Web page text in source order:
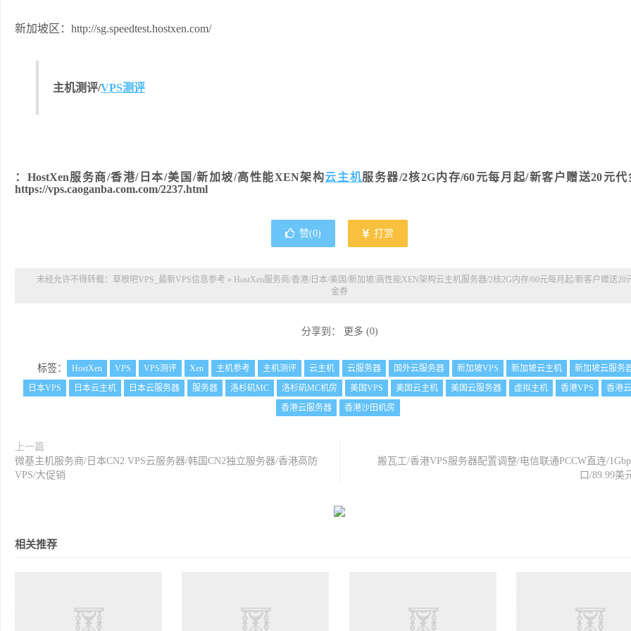
新加坡区：http://sg.speedtest.hostxen.com/
主机测评/VPS测评
：HostXen服务商/香港/日本/美国/新加坡/高性能XEN架构云主机服务器/2核2G内存/60元每月起/新客户赠送20元代
https://vps.caoganba.com.com/2237.html
赞(0) 打赏
未经允许不得转载： 草根吧VPS_最新VPS信息参考 » HostXen服务商/香港/日本/美国/新加坡/高性能XEN架构云主机服务器/2核2G内存/60元每月起/新客户赠送20
金券
分享到： 更多 (0)
标签： HostXen VPS VPS测评 Xen 主机参考 主机测评 云主机 云服务器 国外云服务器 新加坡VPS 新加坡云主机
新加坡云服务
日本VPS
日本云主机 日本云服务器 服务器 洛杉矶MC 洛杉矶MC机房 美国VPS 美国云主机 美国云服务器 虚拟主机 香港VPS
香港
香港云服务器
香港沙田机房
上一篇
微基主机服务商/日本CN2 VPS云服务器/韩国CN2独立服务器/香港高防
VPS/大促销
搬瓦工/香港VPS服务器配置调整/电信联通PCCW直连/
口/89.99美
相关推荐